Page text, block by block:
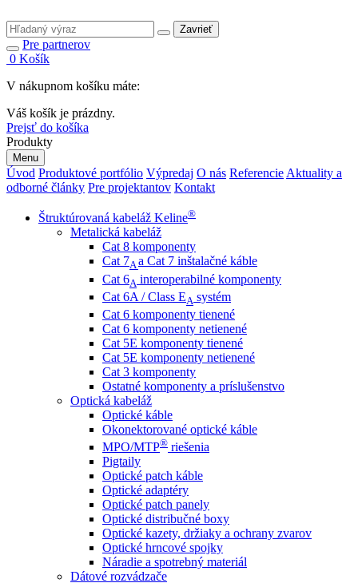
Zavrieť
Pre partnerov
0 Košík
V nákupnom košíku máte:
Váš košík je prázdny.
Prejsť do košíka
Produkty
Menu
Úvod Produktové portfólio Výpredaj O nás Referencie Aktuality a
odborné články Pre projektantov Kontakt
Štruktúrovaná kabeláž Keline®
Metalická kabeláž
Cat 8 komponenty
Cat 7Aa Cat 7 inštalačné káble
Cat 6A interoperabilné komponenty
Cat 6A / Class EA systém
Cat 6 komponenty tienené
Cat 6 komponenty netienené
Cat 5E komponenty tienené
Cat 5E komponenty netienené
Cat 3 komponenty
Ostatné komponenty a príslušenstvo
Optická kabeláž
Optické káble
Okonektorované optické káble
MPO/MTP® ​ riešenia
Pigtaily
Optické patch káble
Optické adaptéry
Optické patch panely
Optické distribučné boxy
Optické kazety, držiaky a ochrany zvarov
Optické hrncové spojky
Náradie a spotrebný materiál
Dátové rozvádzače